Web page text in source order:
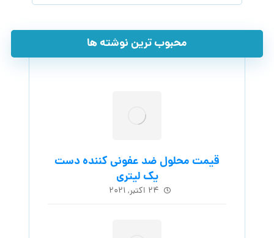
محبوب ترین نوشته ها
قیمت محلول ضد عفونی کننده دست
یک لیتری
۲۴ اکتبر, ۲۰۲۱